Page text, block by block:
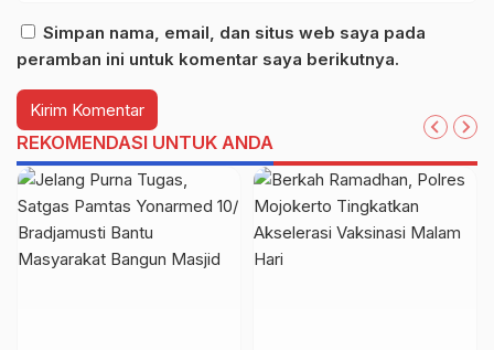
Simpan nama, email, dan situs web saya pada
peramban ini untuk komentar saya berikutnya.
REKOMENDASI UNTUK ANDA